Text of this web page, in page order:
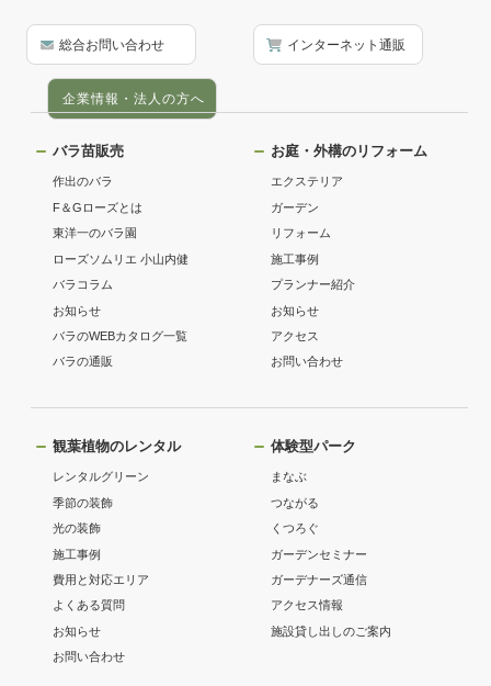
総合お問い合わせ インターネット通販
企業情報・法人の方へ
バラ苗販売
作出のバラ
F＆Gローズとは
東洋一のバラ園
ローズソムリエ 小山内健
バラコラム
お知らせ
バラのWEBカタログ一覧
バラの通販
お庭・外構のリフォーム
エクステリア
ガーデン
リフォーム
施工事例
プランナー紹介
お知らせ
アクセス
お問い合わせ
観葉植物のレンタル
レンタルグリーン
季節の装飾
光の装飾
施工事例
費用と対応エリア
よくある質問
お知らせ
お問い合わせ
体験型パーク
まなぶ
つながる
くつろぐ
ガーデンセミナー
ガーデナーズ通信
アクセス情報
施設貸し出しのご案内